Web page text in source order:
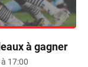
à gagner
17:00